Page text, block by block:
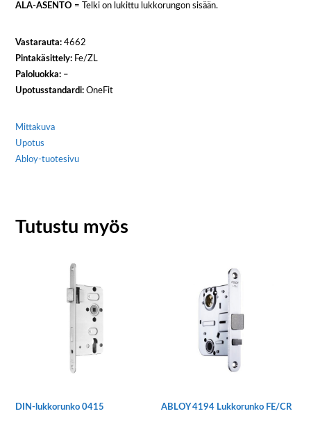
ALA-ASENTO = Telki on lukittu lukkorungon sisään.
Vastarauta: 4662
Pintakäsittely: Fe/ZL
Paloluokka: –
Upotusstandardi: OneFit
Mittakuva
Upotus
Abloy-tuotesivu
Tutustu myös
DIN-lukkorunko 0415
ABLOY 4194 Lukkorunko FE/CR